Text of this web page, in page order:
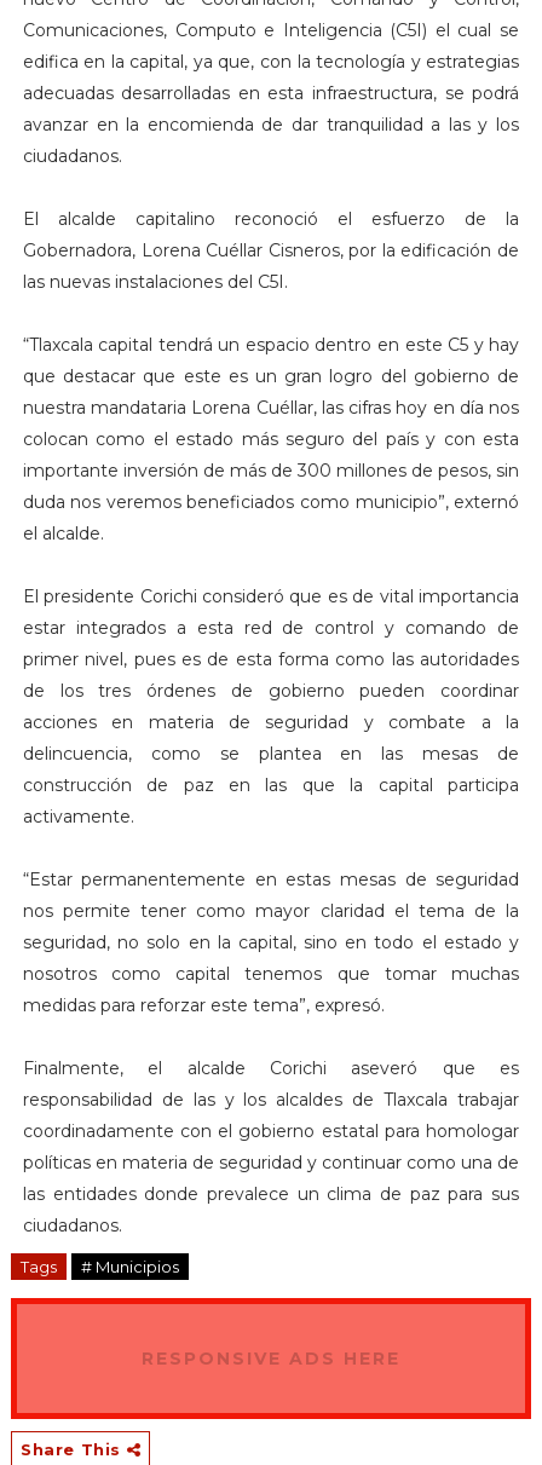
Comunicaciones, Computo e Inteligencia (C5I) el cual se
edifica en la capital, ya que, con la tecnología y estrategias
adecuadas desarrolladas en esta infraestructura, se podrá
avanzar en la encomienda de dar tranquilidad a las y los
ciudadanos.
El alcalde capitalino reconoció el esfuerzo de la
Gobernadora, Lorena Cuéllar Cisneros, por la edificación de
las nuevas instalaciones del C5I.
“Tlaxcala capital tendrá un espacio dentro en este C5 y hay
que destacar que este es un gran logro del gobierno de
nuestra mandataria Lorena Cuéllar, las cifras hoy en día nos
colocan como el estado más seguro del país y con esta
importante inversión de más de 300 millones de pesos, sin
duda nos veremos beneficiados como municipio”, externó
el alcalde.
El presidente Corichi consideró que es de vital importancia
estar integrados a esta red de control y comando de
primer nivel, pues es de esta forma como las autoridades
de los tres órdenes de gobierno pueden coordinar
acciones en materia de seguridad y combate a la
delincuencia, como se plantea en las mesas de
construcción de paz en las que la capital participa
activamente.
“Estar permanentemente en estas mesas de seguridad
nos permite tener como mayor claridad el tema de la
seguridad, no solo en la capital, sino en todo el estado y
nosotros como capital tenemos que tomar muchas
medidas para reforzar este tema”, expresó.
Finalmente, el alcalde Corichi aseveró que es
responsabilidad de las y los alcaldes de Tlaxcala trabajar
coordinadamente con el gobierno estatal para homologar
políticas en materia de seguridad y continuar como una de
las entidades donde prevalece un clima de paz para sus
ciudadanos.
Tags # Municipios
RESPONSIVE ADS HERE
Share This